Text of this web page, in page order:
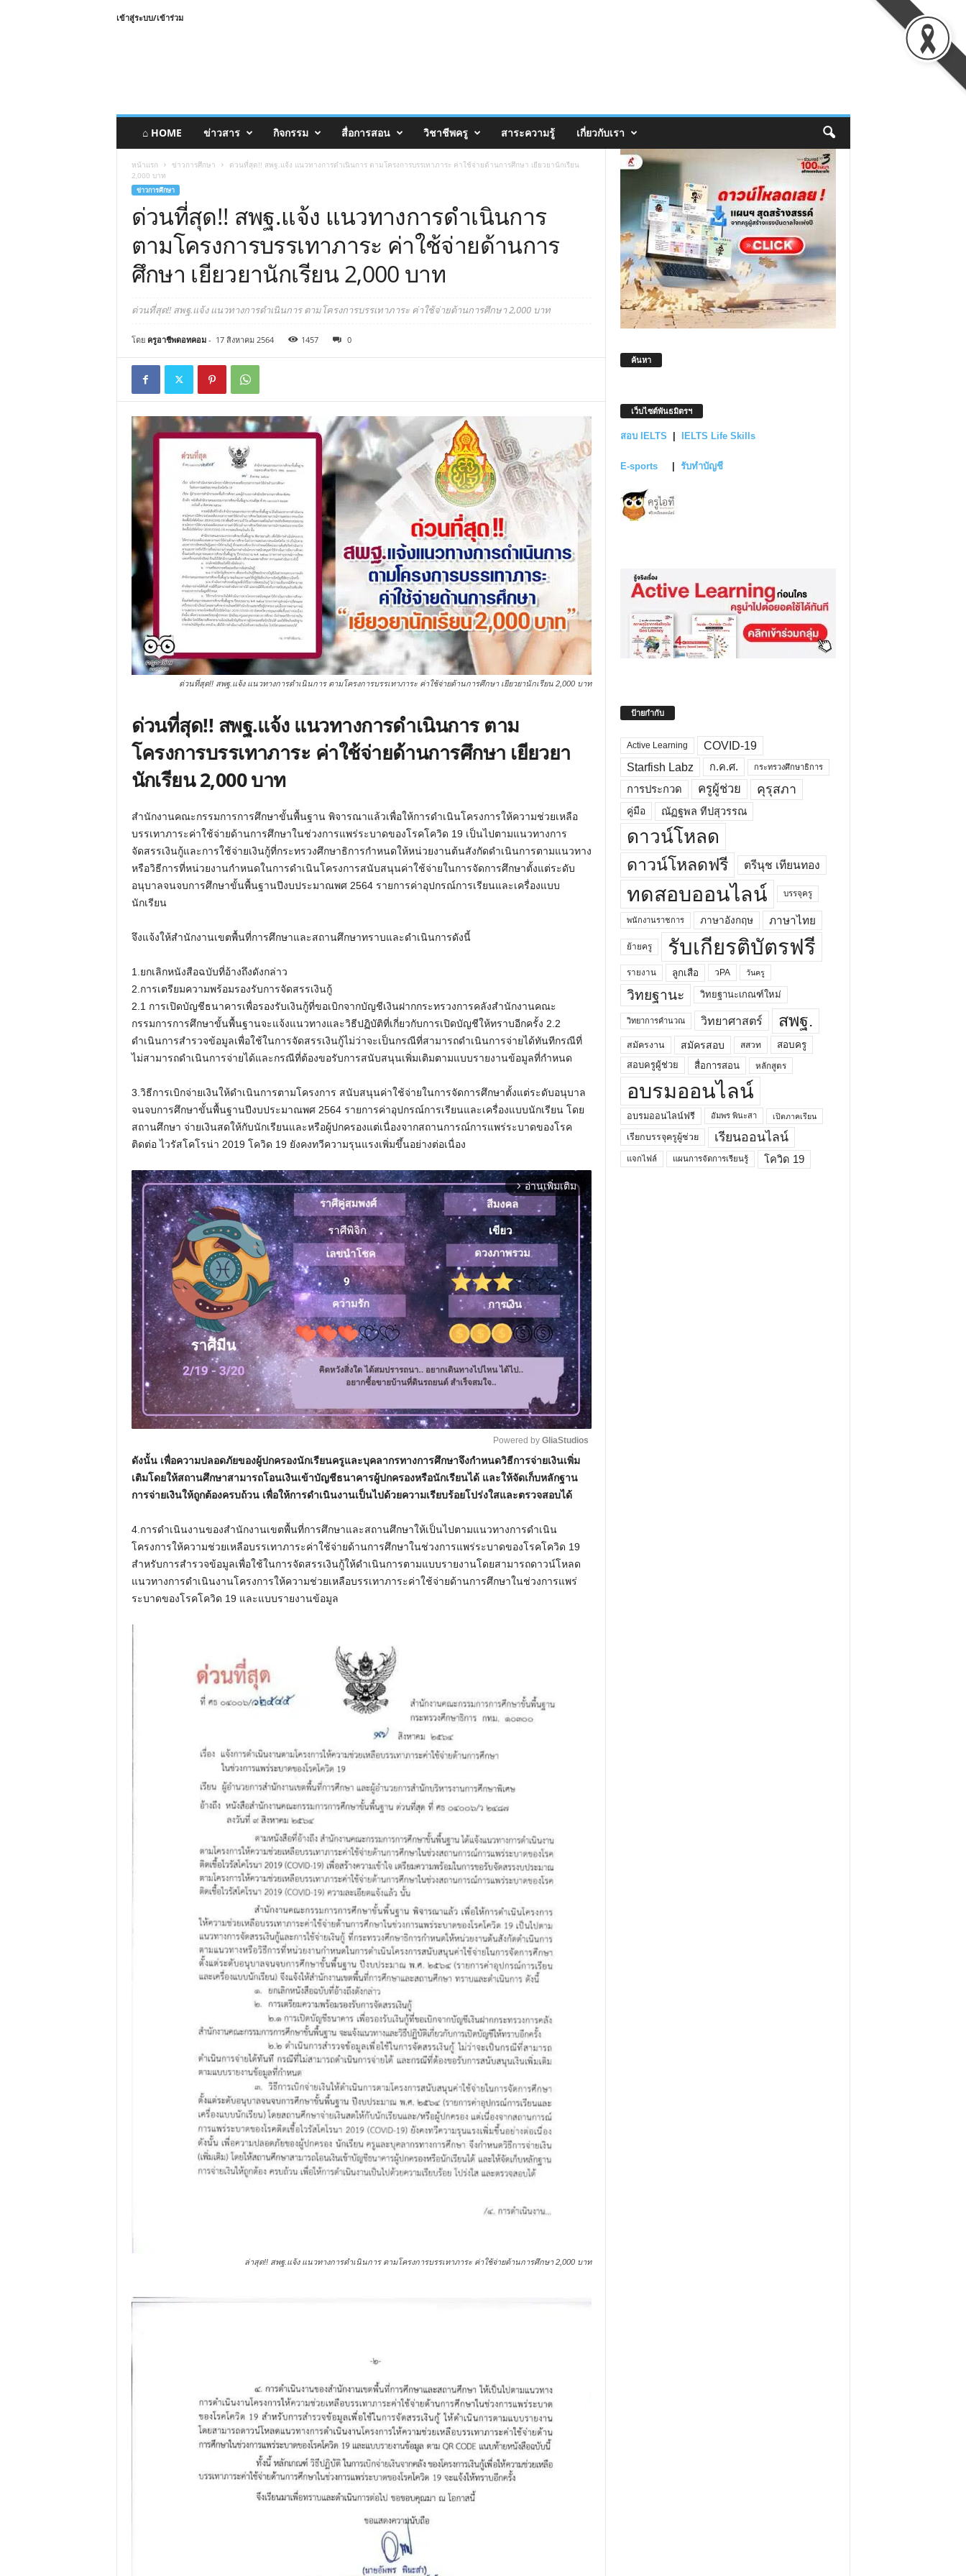
เข้าสู่ระบบ/เข้าร่วม
⌂ HOME ข่าวสาร กิจกรรม สื่อการสอน วิชาชีพครู สาระความรู้ เกี่ยวกับเรา
หน้าแรก ข่าวการศึกษา
ด่วนที่สุด!! สพฐ.แจ้ง แนวทางการดำเนินการ ตามโครงการบรรเทาภาระ ค่าใช้จ่ายด้านการศึกษา เยียวยานักเรียน
2,000 บาท
ข่าวการศึกษา
ด่วนที่สุด!! สพฐ.แจ้ง แนวทางการดำเนินการ
ตามโครงการบรรเทาภาระ ค่าใช้จ่ายด้านการ
ศึกษา เยียวยานักเรียน 2,000 บาท
ด่วนที่สุด!! สพฐ.แจ้ง แนวทางการดำเนินการ ตามโครงการบรรเทาภาระ ค่าใช้จ่ายด้านการศึกษา 2,000 บาท
โดย ครูอาชีพดอทคอม- 17 สิงหาคม 2564 1457 0
ด่วนที่สุด!! สพฐ.แจ้ง แนวทางการดำเนินการ ตามโครงการบรรเทาภาระ ค่าใช้จ่ายด้านการศึกษา เยียวยานักเรียน 2,000 บาท
ด่วนที่สุด!! สพฐ.แจ้ง แนวทางการดำเนินการ ตาม
โครงการบรรเทาภาระ ค่าใช้จ่ายด้านการศึกษา เยียวยา
นักเรียน 2,000 บาท
สำนักงานคณะกรรมการการศึกษาขั้นพื้นฐาน พิจารณาแล้วเพื่อให้การดำเนินโครงการให้ความช่วยเหลือ
บรรเทาภาระค่าใช้จ่ายด้านการศึกษาในช่วงการแพร่ระบาดของโรคโควิด 19 เป็นไปตามแนวทางการ
จัดสรรเงินกู้และการใช้จ่ายเงินกู้ที่กระทรวงศึกษาธิการกำหนดให้หน่วยงานต้นสังกัดดำเนินการตามแนวทาง
หรือวิธีการที่หน่วยงานกำหนดในการดำเนินโครงการสนับสนุนค่าใช้จ่ายในการจัดการศึกษาตั้งแต่ระดับ
อนุบาลจนจบการศึกษาขั้นพื้นฐานปีงบประมาณพศ 2564 รายการค่าอุปกรณ์การเรียนและเครื่องแบบ
นักเรียน
จึงแจ้งให้สำนักงานเขตพื้นที่การศึกษาและสถานศึกษาทราบและดำเนินการดังนี้
1.ยกเลิกหนังสือฉบับที่อ้างถึงดังกล่าว
2.การเตรียมความพร้อมรองรับการจัดสรรเงินกู้
2.1 การเปิดบัญชีธนาคารเพื่อรองรับเงินกู้ที่ขอเบิกจากบัญชีเงินฝากกระทรวงการคลังสำนักงานคณะ
กรรมการการศึกษาขั้นพื้นฐานจะแจ้งแนวทางและวิธีปฏิบัติที่เกี่ยวกับการเปิดบัญชีให้ทราบอีกครั้ง 2.2
ดำเนินการสำรวจข้อมูลเพื่อใช้ในการจัดสรรเงินกู้ไม่ว่าจะเป็นกรณีที่สามารถดำเนินการจ่ายได้ทันทีกรณีที่
ไม่สามารถดำเนินการจ่ายได้และกรณีที่ต้องขอรับการสนับสนุนเพิ่มเติมตามแบบรายงานข้อมูลที่กำหนด
3.วิธีการเบิกจ่ายเงินให้ดำเนินการตามโครงการ สนับสนุนค่าใช้จ่ายในการจัดการศึกษาตั้งแต่ระดับอนุบาล
จนจบการศึกษาขั้นพื้นฐานปีงบประมาณพศ 2564 รายการค่าอุปกรณ์การเรียนและเครื่องแบบนักเรียน โดย
สถานศึกษา จ่ายเงินสดให้กับนักเรียนและหรือผู้ปกครองแต่เนื่องจากสถานการณ์การแพร่ระบาดของโรค
ติดต่อ ไวรัสโคโรน่า 2019 โควิด 19 ยังคงทวีความรุนแรงเพิ่มขึ้นอย่างต่อเนื่อง
arrow_forward_ios อ่านเพิ่มเติม
M
u
Powered by GliaStudios
ดังนั้น เพื่อความปลอดภัยของผู้ปกครองนักเรียนครูและบุคลากรทางการศึกษาจึงกำหนดวิธีการจ่ายเงินเพิ่ม
เติมโดยให้สถานศึกษาสามารถโอนเงินเข้าบัญชีธนาคารผู้ปกครองหรือนักเรียนได้ และให้จัดเก็บหลักฐาน
การจ่ายเงินให้ถูกต้องครบถ้วน เพื่อให้การดำเนินงานเป็นไปด้วยความเรียบร้อยโปร่งใสและตรวจสอบได้
4.การดำเนินงานของสำนักงานเขตพื้นที่การศึกษาและสถานศึกษาให้เป็นไปตามแนวทางการดำเนิน
โครงการให้ความช่วยเหลือบรรเทาภาระค่าใช้จ่ายด้านการศึกษาในช่วงการแพร่ระบาดของโรคโควิด 19
สำหรับการสำรวจข้อมูลเพื่อใช้ในการจัดสรรเงินกู้ให้ดำเนินการตามแบบรายงานโดยสามารถดาวน์โหลด
แนวทางการดำเนินงานโครงการให้ความช่วยเหลือบรรเทาภาระค่าใช้จ่ายด้านการศึกษาในช่วงการแพร่
ระบาดของโรคโควิด 19 และแบบรายงานข้อมูล
ล่าสุด!! สพฐ.แจ้ง แนวทางการดำเนินการ ตามโครงการบรรเทาภาระ ค่าใช้จ่ายด้านการศึกษา 2,000 บาท
ค้นหา
เว็บไซต์พันธมิตรฯ
สอบ IELTS IELTS Life Skills
E-sports รับทำบัญชี
ป้ายกำกับ
Active Learning
COVID-19
Starfish Labz
ก.ค.ศ. กระทรวงศึกษาธิการ
การประกวด ครูผู้ช่วย คุรุสภา
คู่มือ ณัฏฐพล ทีปสุวรรณ
ดาวน์โหลด
ดาวน์โหลดฟรี ตรีนุช เทียนทอง
ทดสอบออนไลน์ บรรจุครู
พนักงานราชการ ภาษาอังกฤษ ภาษาไทย
ย้ายครู รับเกียรติบัตรฟรี
รายงาน ลูกเสือ วPA วันครู
วิทยฐานะ วิทยฐานะเกณฑ์ใหม่
วิทยาการคำนวณ วิทยาศาสตร์ สพฐ.
สมัครงาน สมัครสอบ สสวท
สอบครู
สอบครูผู้ช่วย
สื่อการสอน หลักสูตร
อบรมออนไลน์
อบรมออนไลน์ฟรี อัมพร พินะสา เปิดภาคเรียน
เรียกบรรจุครูผู้ช่วย เรียนออนไลน์
แจกไฟล์ แผนการจัดการเรียนรู้ โควิด 19